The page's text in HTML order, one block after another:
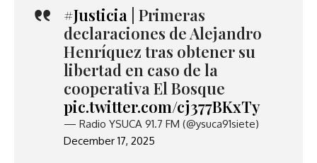
#Justicia | Primeras
declaraciones de Alejandro
Henríquez tras obtener su
libertad en caso de la
cooperativa El Bosque
pic.twitter.com/cj377BKxTy
— Radio YSUCA 91.7 FM (@ysuca91siete)
December 17, 2025